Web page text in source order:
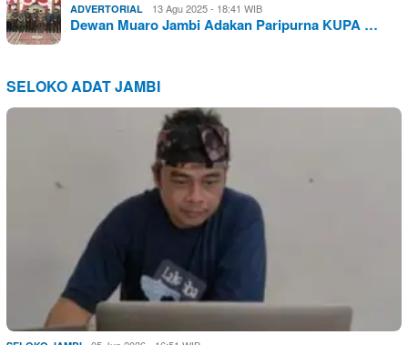
ADVERTORIAL 13 Agu 2025 - 18:41 WIB
Dewan Muaro Jambi Adakan Paripurna KUPA …
SELOKO ADAT JAMBI